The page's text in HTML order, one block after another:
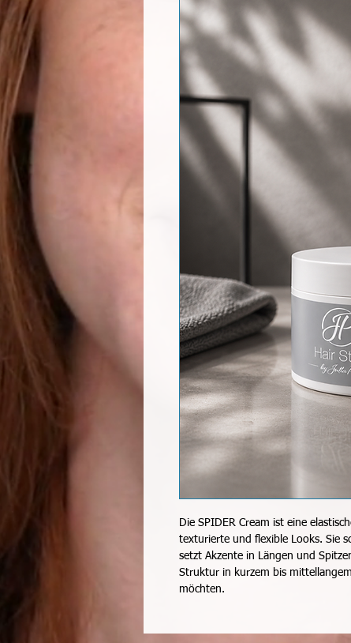
Die SPIDER Cream ist eine
texturierte und flexible Looks. Sie
setzt Akzente in Längen und
Struktur in kurzem bis
möchten.